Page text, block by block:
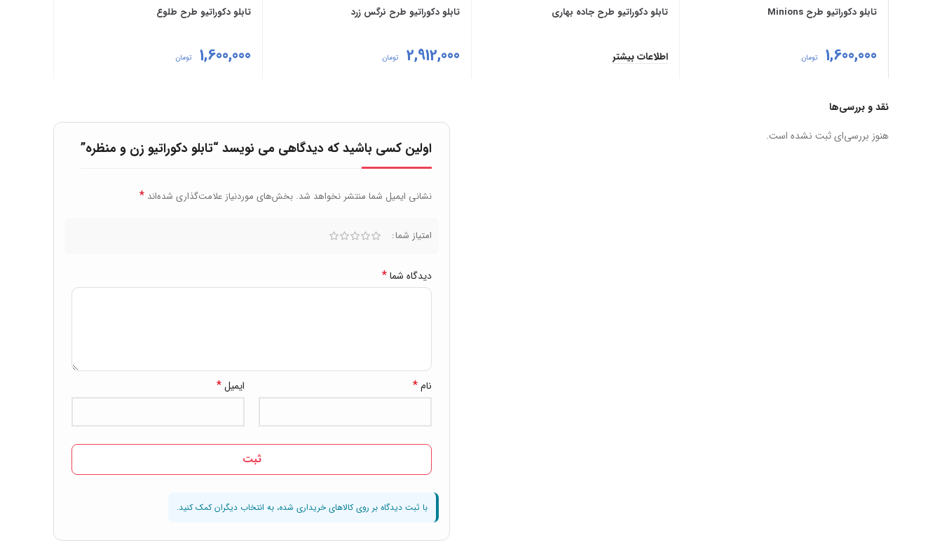
تابلو دکوراتیو طرح Minions
1,600,000 تومان
تابلو دکوراتیو طرح جاده بهاری
اطلاعات بیشتر
تابلو دکوراتیو طرح نرگس زرد
2,912,000 تومان
تابلو دکوراتیو طرح طلوع
1,600,000 تومان
نقد و بررسی‌ها
هنوز بررسی‌ای ثبت نشده است.
اولین کسی باشید که دیدگاهی می نویسد “تابلو دکوراتیو زن و منظره”
نشانی ایمیل شما منتشر نخواهد شد. بخش‌های موردنیاز علامت‌گذاری شده‌اند *
امتیاز شما
دیدگاه شما*
نام* ایمیل*